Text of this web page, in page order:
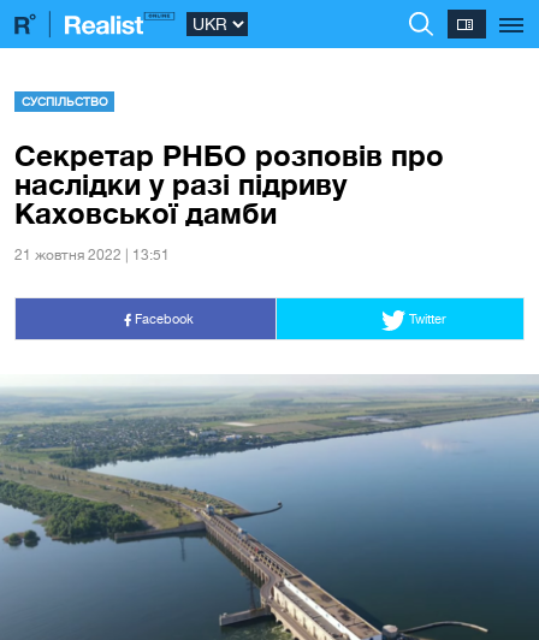
СУСПІЛЬСТВО
Секретар РНБО розповів про
наслідки у разі підриву
Каховської дамби
21 жовтня 2022 | 13:51
Facebook Twitter